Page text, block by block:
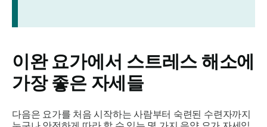
이완 요가에서 스트레스 해소에
가장 좋은 자세들
다음은 요가를 처음 시작하는 사람부터 숙련된 수련자까지